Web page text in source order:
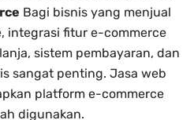
Bagi bisnis yang menjual
integrasi fitur e-commerce
sistem pembayaran, dan
sangat penting. Jasa web
platform e-commerce
digunakan.